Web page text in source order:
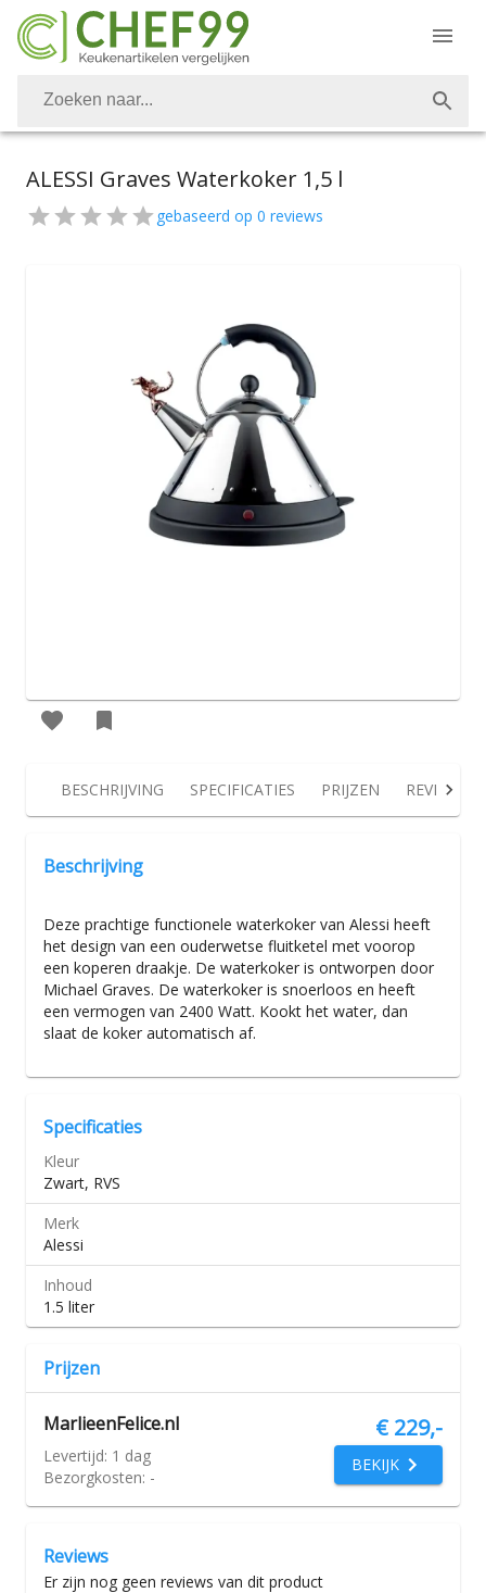
ALESSI Graves Waterkoker 1,5 l
gebaseerd op 0 reviews
BESCHRIJVING SPECIFICATIES PRIJZEN REVIEWS
Beschrijving
Deze prachtige functionele waterkoker van Alessi heeft
het design van een ouderwetse fluitketel met voorop
een koperen draakje. De waterkoker is ontworpen door
Michael Graves. De waterkoker is snoerloos en heeft
een vermogen van 2400 Watt. Kookt het water, dan
slaat de koker automatisch af.
Specificaties
Kleur
Zwart, RVS
Merk
Alessi
Inhoud
1.5 liter
Prijzen
MarlieenFelice.nl € 229,-
BEKIJK
Levertijd: 1 dag
Bezorgkosten: -
Reviews
Er zijn nog geen reviews van dit product